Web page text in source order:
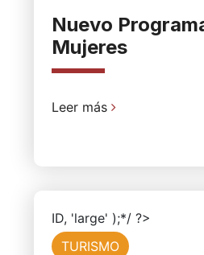
Nuevo
Mujeres
Leer más
ID, 'large' );*/ ?>
TURISMO